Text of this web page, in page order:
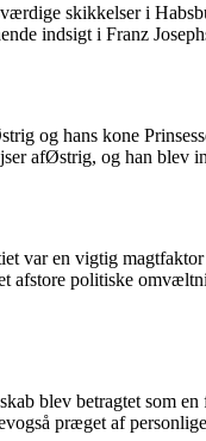
skikkelser i
indsigt i Franz
og hans kone
afØstrig, og han blev
var en vigtig
politiske
blev betragtet som
præget af